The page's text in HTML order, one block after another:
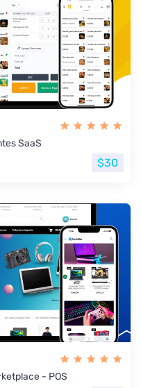
SaaS
$30
- POS